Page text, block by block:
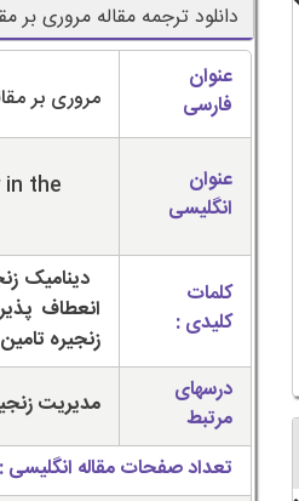
دانلود ترجمه مقاله مروری بر
عنوان
فارسی
مروری بر
عنوان
انگلیسی
the
کلمات
کلیدی :
دینامیک
انعطاف
زنجیره تامین
درسهای
مرتبط
مدیریت
تعداد صفحات مقاله